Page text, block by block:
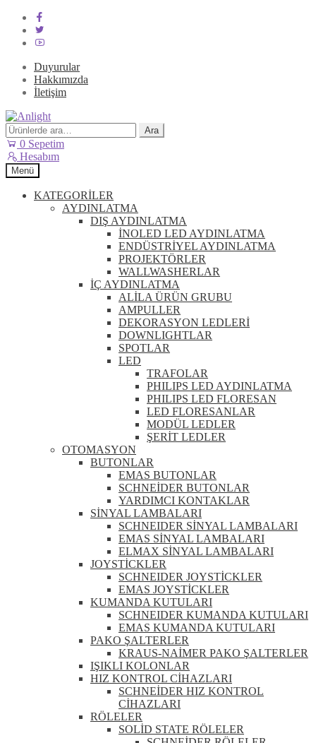
Duyurular
Hakkımızda
İletişim
Dolaşıma
geç
İçeriğe
geç
Ara: Ara
0 Sepetim
Hesabım
Menü
KATEGORİLER
AYDINLATMA
DIŞ AYDINLATMA
İNOLED LED AYDINLATMA
ENDÜSTRİYEL AYDINLATMA
PROJEKTÖRLER
WALLWASHERLAR
İÇ AYDINLATMA
ALİLA ÜRÜN GRUBU
AMPULLER
DEKORASYON LEDLERİ
DOWNLIGHTLAR
SPOTLAR
LED
TRAFOLAR
PHILIPS LED AYDINLATMA
PHILIPS LED FLORESAN
LED FLORESANLAR
MODÜL LEDLER
ŞERİT LEDLER
OTOMASYON
BUTONLAR
EMAS BUTONLAR
SCHNEİDER BUTONLAR
YARDIMCI KONTAKLAR
SİNYAL LAMBALARI
SCHNEIDER SİNYAL LAMBALARI
EMAS SİNYAL LAMBALARI
ELMAX SİNYAL LAMBALARI
JOYSTİCKLER
SCHNEIDER JOYSTİCKLER
EMAS JOYSTİCKLER
KUMANDA KUTULARI
SCHNEIDER KUMANDA KUTULARI
EMAS KUMANDA KUTULARI
PAKO ŞALTERLER
KRAUS-NAİMER PAKO ŞALTERLER
IŞIKLI KOLONLAR
HIZ KONTROL CİHAZLARI
SCHNEİDER HIZ KONTROL
CİHAZLARI
RÖLELER
SOLİD STATE RÖLELER